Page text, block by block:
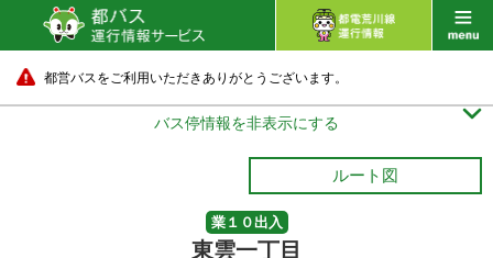
都営バスをご利用いただきありがとうございます。
バス停情報を非表示にする 
ルート図
業１０出入
東雲一丁目